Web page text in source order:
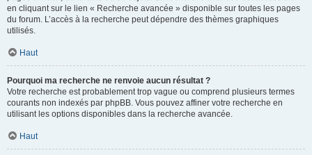
en cliquant sur le lien « Recherche avancée » disponible sur toutes les pages
du forum. L’accès à la recherche peut dépendre des thèmes graphiques
utilisés.
Haut
Pourquoi ma recherche ne renvoie aucun résultat ?
Votre recherche est probablement trop vague ou comprend plusieurs termes
courants non indexés par phpBB. Vous pouvez affiner votre recherche en
utilisant les options disponibles dans la recherche avancée.
Haut